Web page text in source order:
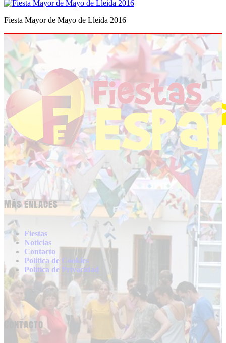
Fiesta Mayor de Mayo de Lleida 2016
Más enlaces
Fiestas
Noticias
Contacto
Politica de Cookies
Politica de Privacidad
Contacto